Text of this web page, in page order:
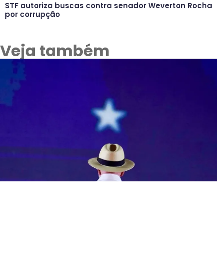
STF autoriza buscas contra senador Weverton Rocha
por corrupção
Veja também